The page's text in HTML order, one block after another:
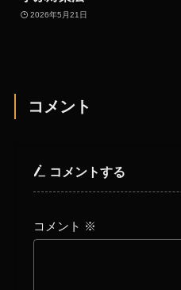
2026年5月21日
コメント
コメントする
コメント ※